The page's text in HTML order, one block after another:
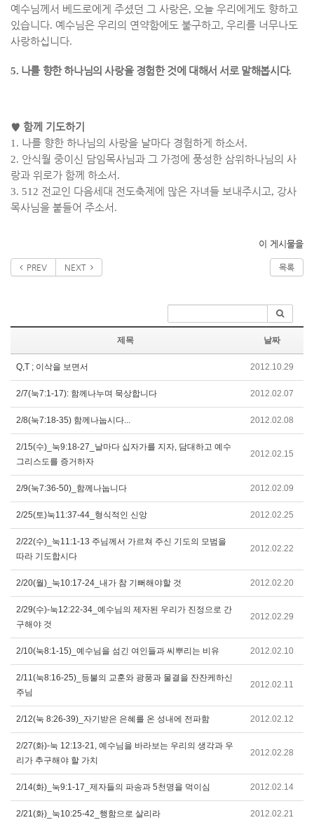
예수님께서 베드로에게 주셨던 그 사랑은, 오늘 우리에게도 향하고
있습니다. 예수님은 우리의 연약함에도 불구하고, 우리를 너무나도
사랑하십니다.
5. 나를 향한 하나님의 사랑을 경험한 것에 대해서 서로 말해봅시다.
♥ 함께 기도하기
1. 나를 향한 하나님의 사랑을 날마다 경험하게 하소서 .
2. 안식월 중이신 담임목사님과 그 가정에 풍성한 삼위하나님의 사
랑과 위로가 함께 하소서 .
3. 512 전교인 다음세대 전도축제에 많은 자녀들 보내주시고, 강사
목사님을 붙들어 주소서 .
이 게시물을
PREV NEXT 목록
제목 날짜
Q,T ; 이삭을 보면서 2012.10.29
2/7(눅7:1-17): 함께나누며 묵상합니다 2012.02.07
2/8(눅7:18-35) 함께나눕시다... 2012.02.08
2/15(수)_눅9:18-27_날마다 십자가를 지자, 담대하고 예수
그리스도를 증거하자
2012.02.15
2/9(눅7:36-50)_함께나눕니다 2012.02.09
2/25(토)눅11:37-44_형식적인 신앙 2012.02.25
2/22(수)_눅11:1-13 주님께서 가르쳐 주신 기도의 모범을
따라 기도합시다
2012.02.22
2/20(월)_눅10:17-24_내가 참 기뻐해야할 것 2012.02.20
2/29(수)-눅12:22-34_예수님의 제자된 우리가 진정으로 간
구해야 것
2012.02.29
2/10(눅8:1-15)_예수님을 섬긴 여인들과 씨뿌리는 비유 2012.02.10
2/11(눅8:16-25)_등불의 교훈와 광풍과 물결을 잔잔케하신
주님
2012.02.11
2/12(눅 8:26-39)_자기받은 은혜를 온 성내에 전파함 2012.02.12
2/27(화)-눅 12:13-21, 예수님을 바라보는 우리의 생각과 우
리가 추구해야 할 가치
2012.02.28
2/14(화)_눅9:1-17_제자들의 파송과 5천명을 먹이심 2012.02.14
2/21(화)_눅10:25-42_행함으로 살리라 2012.02.21